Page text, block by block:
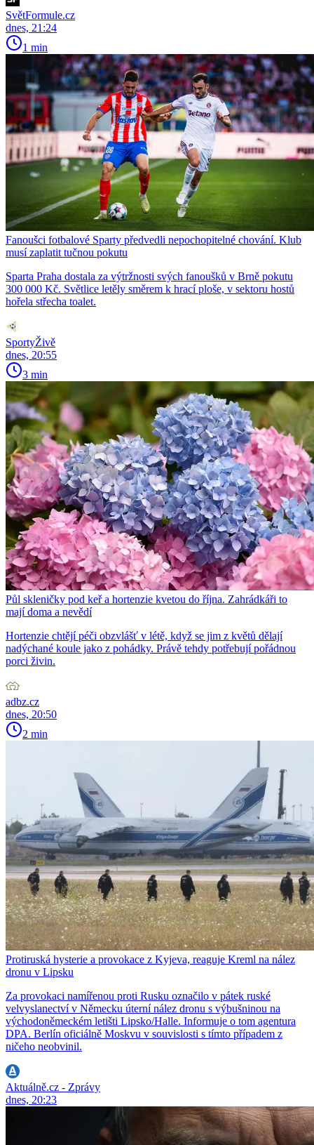
SvětFormule.cz
dnes, 21:24
1 min
Fanoušci fotbalové Sparty předvedli nepochopitelné chování. Klub
musí zaplatit tučnou pokutu
Sparta Praha dostala za výtržnosti svých fanoušků v Brně pokutu
300 000 Kč. Světlice letěly směrem k hrací ploše, v sektoru hostů
hořela střecha toalet.
SportyŽivě
dnes, 20:55
3 min
Půl skleničky pod keř a hortenzie kvetou do října. Zahrádkáři to
mají doma a nevědí
Hortenzie chtějí péči obzvlášť v létě, když se jim z květů dělají
nadýchané koule jako z pohádky. Právě tehdy potřebují pořádnou
porci živin.
adbz.cz
dnes, 20:50
2 min
Protiruská hysterie a provokace z Kyjeva, reaguje Kreml na nález
dronu v Lipsku
Za provokaci namířenou proti Rusku označilo v pátek ruské
velvyslanectví v Německu úterní nález dronu s výbušninou na
východoněmeckém letišti Lipsko/Halle. Informuje o tom agentura
DPA. Berlín oficiálně Moskvu v souvislosti s tímto případem z
ničeho neobvinil.
Aktuálně.cz - Zprávy
dnes, 20:23